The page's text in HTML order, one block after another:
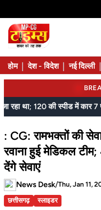
होम देश - विदेश नई दिल्ली
: CG: रामभक्तों की
रवाना हुई मेडिकल
देंगे सेवाएं
News Desk/Thu, Jan 11,
छत्तीसगढ़
स्लाइडर